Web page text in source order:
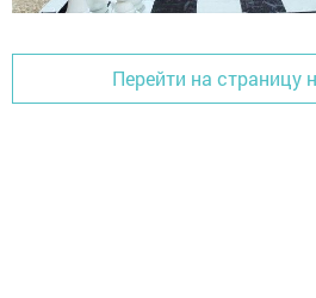
Перейти на страницу